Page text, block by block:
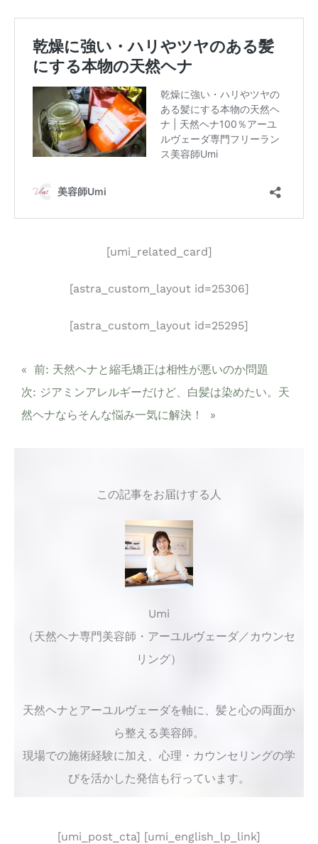
[umi_related_card]
[astra_custom_layout id=25306]
[astra_custom_layout id=25295]
« 前: 天然ヘナと縮毛矯正は相性が悪いのか問題
次: ジアミンアレルギーだけど、白髪は染めたい。天
然ヘナならそんな悩み一気に解決！
»
この記事をお届けする人
Umi
（天然ヘナ専門美容師・アーユルヴェーダ／カウンセ
リング）
天然ヘナとアーユルヴェーダを軸に、髪と心の両面か
ら整える美容師。
現場での施術経験に加え、心理・カウンセリングの学
びを活かした発信も行っています。
[umi_post_cta] [umi_english_lp_link]